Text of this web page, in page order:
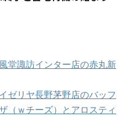
堂諏訪インター店の赤丸新
ゼリヤ長野茅野店のバッフ
（ｗチーズ）とアロスティ